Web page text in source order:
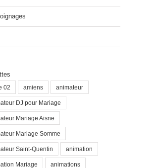
02 amiens animateur
DJ pour Mariage
Mariage Aisne
Mariage Somme
Saint-Quentin animation
Mariage animations